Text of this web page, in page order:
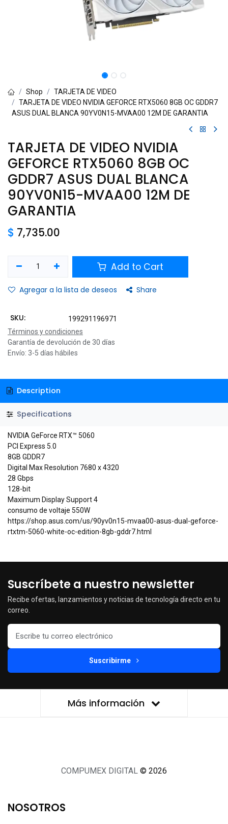
Shop
TARJETA DE VIDEO
TARJETA DE VIDEO NVIDIA GEFORCE RTX5060 8GB OC GDDR7
ASUS DUAL BLANCA 90YV0N15-MVAA00 12M DE GARANTIA
TARJETA DE VIDEO NVIDIA
GEFORCE RTX5060 8GB OC
GDDR7 ASUS DUAL BLANCA
90YV0N15-MVAA00 12M DE
GARANTIA
$ 7,735.00
Add to Cart
Agregar a la lista de deseos Share
SKU:
199291196971
Términos y condiciones
Garantía de devolución de 30 días
Envío: 3-5 días hábiles
Description
Specifications
NVIDIA GeForce RTX™ 5060
PCI Express 5.0
8GB GDDR7
Digital Max Resolution 7680 x 4320
28 Gbps
128-bit
Maximum Display Support 4
consumo de voltaje 550W
https://shop.asus.com/us/90yv0n15-mvaa00-asus-dual-geforce-
rtxtm-5060-white-oc-edition-8gb-gddr7.html
Suscríbete a nuestro newsletter
Recibe ofertas, lanzamientos y noticias de tecnología directo en tu
correo.
Suscribirme
Más información
COMPUMEX DIGITAL © 2026
NOSOTROS